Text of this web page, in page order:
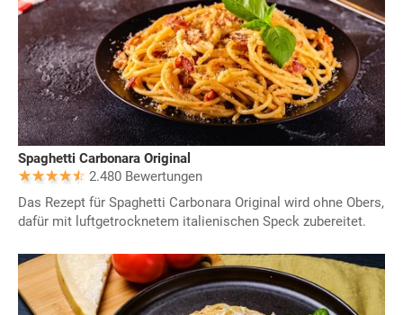
Spaghetti Carbonara Original
2.480 Bewertungen
Das Rezept für Spaghetti Carbonara Original wird ohne Obers,
dafür mit luftgetrocknetem italienischen Speck zubereitet.